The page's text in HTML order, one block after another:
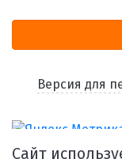
Версия для
Сайт